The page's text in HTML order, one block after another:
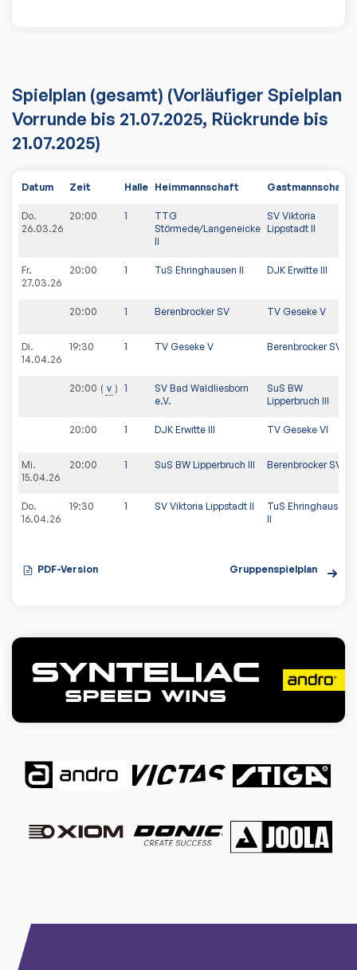
Spielplan (gesamt) (Vorläufiger Spielplan
Vorrunde bis 21.07.2025, Rückrunde bis
21.07.2025)
Datum Zeit Halle Heimmannschaft Gastmannschaft
Do.
26.03.26
20:00 1
TTG
Störmede/Langeneicke
II
SV Viktoria
Lippstadt II
Fr.
27.03.26
20:00 1 TuS Ehringhausen II DJK Erwitte III
20:00 1 Berenbrocker SV TV Geseke V
Di.
14.04.26
19:30 1 TV Geseke V Berenbrocker SV II
20:00 v 1
SV Bad Waldliesborn
e.V.
SuS BW
Lipperbruch III
20:00 1 DJK Erwitte III TV Geseke VI
Mi.
15.04.26
20:00 1 SuS BW Lipperbruch III Berenbrocker SV
Do.
16.04.26
19:30 1 SV Viktoria Lippstadt II
TuS Ehringhausen
II
PDF-Version Gruppenspielplan